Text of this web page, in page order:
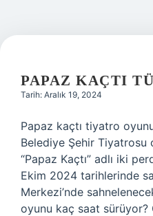
PAPAZ KAÇTI
Tarih: Aralık 19, 2024
Papaz kaçtı tiyatro
Belediye Şehir Tiyatrosu
“Papaz Kaçtı” adlı iki
Ekim 2024 tarihlerinde
Merkezi’nde
oyunu kaç saat sürüyor?